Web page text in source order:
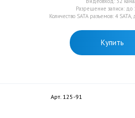
Разрешение записи:
Количество SATA разъемов: 4
Купить
Арт. 125-91